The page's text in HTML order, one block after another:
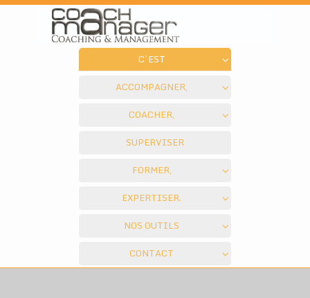
C’EST
ACCOMPAGNER,
COACHER,
SUPERVISER
FORMER,
EXPERTISER.
NOS OUTILS
CONTACT